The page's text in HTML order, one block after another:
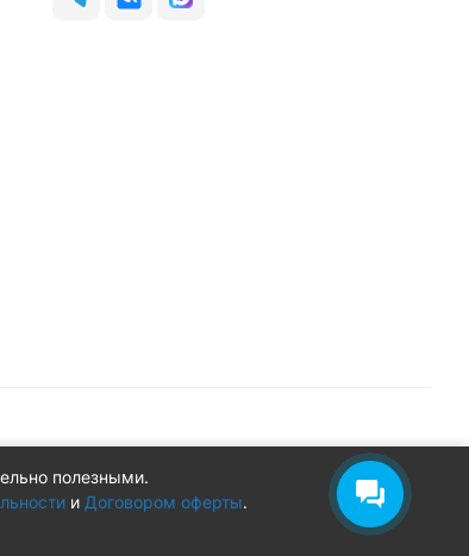
полезными.
и Договором оферты.
Конфиденциальность Оферта